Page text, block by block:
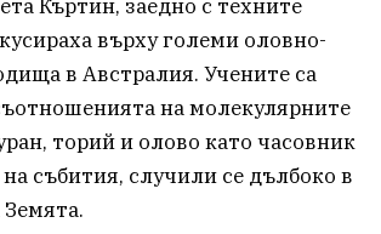
Къртин, заедно с техните
върху големи оловно-
в Австралия. Учените са
на молекулярните
торий и олово като часовник
събития, случили се дълбоко в